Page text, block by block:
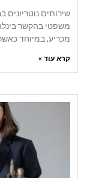
שירותים נוטריונים
משפטי בהקשר
מכריע, במיוחד
קרא עוד »